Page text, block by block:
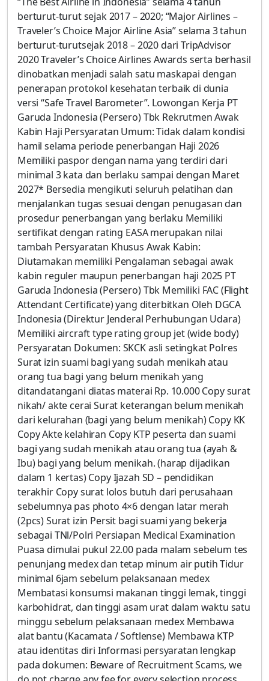
berturut-turut sejak 2017 – 2020; “Major Airlines –
Traveler’s Choice Major Airline Asia” selama 3 tahun
berturut-turutsejak 2018 – 2020 dari TripAdvisor
2020 Traveler’s Choice Airlines Awards serta berhasil
dinobatkan menjadi salah satu maskapai dengan
penerapan protokol kesehatan terbaik di dunia
versi “Safe Travel Barometer”. Lowongan Kerja PT
Garuda Indonesia (Persero) Tbk Rekrutmen Awak
Kabin Haji Persyaratan Umum: Tidak dalam kondisi
hamil selama periode penerbangan Haji 2026
Memiliki paspor dengan nama yang terdiri dari
minimal 3 kata dan berlaku sampai dengan Maret
2027* Bersedia mengikuti seluruh pelatihan dan
menjalankan tugas sesuai dengan penugasan dan
prosedur penerbangan yang berlaku Memiliki
sertifikat dengan rating EASA merupakan nilai
tambah Persyaratan Khusus Awak Kabin:
Diutamakan memiliki Pengalaman sebagai awak
kabin reguler maupun penerbangan haji 2025 PT
Garuda Indonesia (Persero) Tbk Memiliki FAC (Flight
Attendant Certificate) yang diterbitkan Oleh DGCA
Indonesia (Direktur Jenderal Perhubungan Udara)
Memiliki aircraft type rating group jet (wide body)
Persyaratan Dokumen: SKCK asli setingkat Polres
Surat izin suami bagi yang sudah menikah atau
orang tua bagi yang belum menikah yang
ditandatangani diatas materai Rp. 10.000 Copy surat
nikah/ akte cerai Surat keterangan belum menikah
dari kelurahan (bagi yang belum menikah) Copy KK
Copy Akte kelahiran Copy KTP peserta dan suami
bagi yang sudah menikah atau orang tua (ayah &
Ibu) bagi yang belum menikah. (harap dijadikan
dalam 1 kertas) Copy Ijazah SD – pendidikan
terakhir Copy surat lolos butuh dari perusahaan
sebelumnya pas photo 4×6 dengan latar merah
(2pcs) Surat izin Persit bagi suami yang bekerja
sebagai TNl/Polri Persiapan Medical Examination
Puasa dimulai pukul 22.00 pada malam sebelum tes
penunjang medex dan tetap minum air putih Tidur
minimal 6jam sebelum pelaksanaan medex
Membatasi konsumsi makanan tinggi lemak, tinggi
karbohidrat, dan tinggi asam urat dalam waktu satu
minggu sebelum pelaksanaan medex Membawa
alat bantu (Kacamata / Softlense) Membawa KTP
atau identitas diri Informasi persyaratan lengkap
pada dokumen: Beware of Recruitment Scams, we